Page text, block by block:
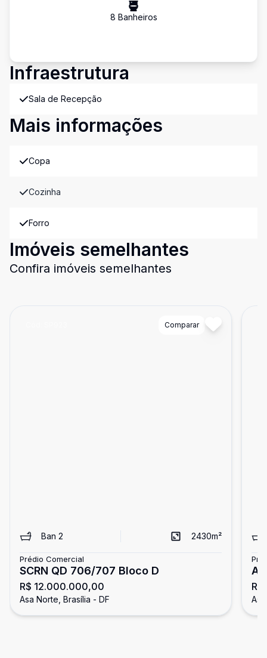
8 Banheiros
Infraestrutura
Sala de Recepção
Mais informações
Copa
Cozinha
Forro
Imóveis semelhantes
Confira imóveis semelhantes
Comparar
Ban 2 2430m²
Prédio Comercial
SCRN QD 706/707 Bloco D
R$ 12.000.000,00
Asa Norte, Brasília - DF